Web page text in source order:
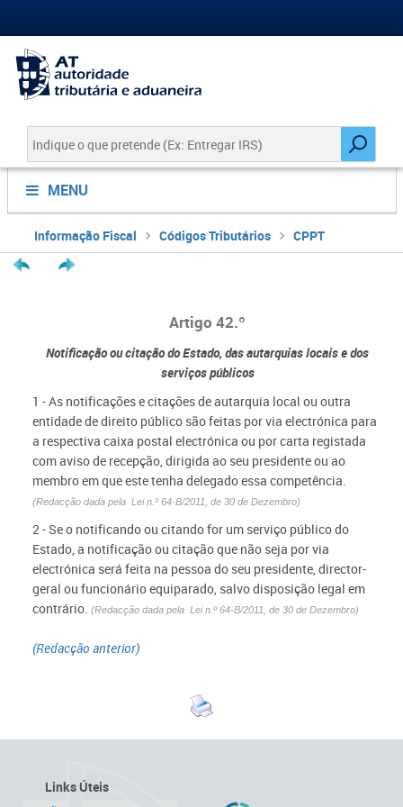
MENU
Informação Fiscal Códigos Tributários CPPT
Artigo 42.º
Notificação ou citação do Estado, das autarquias locais e dos
serviços públicos
1 - As notificações e citações de autarquia local ou outra
entidade de direito público são feitas por via electrónica para
a respectiva caixa postal electrónica ou por carta registada
com aviso de recepção, dirigida ao seu presidente ou ao
membro em que este tenha delegado essa competência.
(Redacção dada pelaL ei n.º 64-B/2011, de 30 de Dezembro)
2 - Se o notificando ou citando for um serviço público do
Estado, a notificação ou citação que não seja por via
electrónica será feita na pessoa do seu presidente, director-
geral ou funcionário equiparado, salvo disposição legal em
contrário. (Redacção dada pelaL ei n.º 64-B/2011, de 30 de Dezembro)
(Redacção anterior)
Links Úteis